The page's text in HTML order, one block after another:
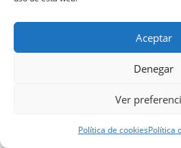
Aceptar
Denegar
Ver
Política de cookiesPolítica